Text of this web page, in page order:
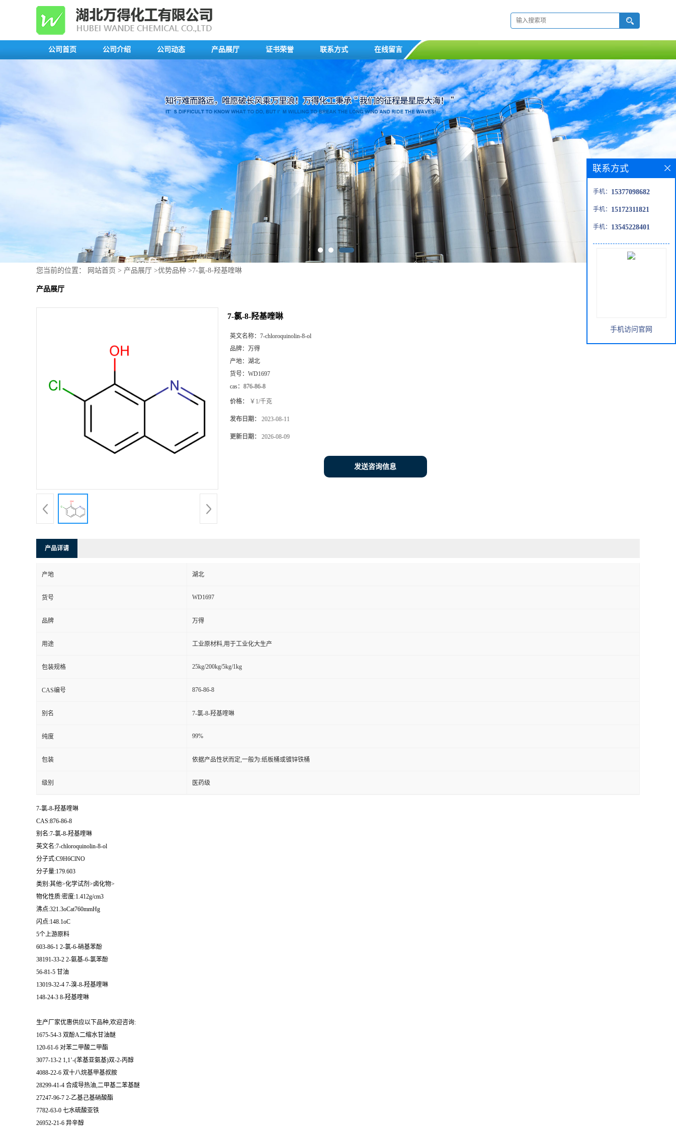
公司首页 公司介绍 公司动态 产品展厅 证书荣誉 联系方式 在线留言
您当前的位置： 网站首页 > 产品展厅 >优势品种 >7-氯-8-羟基喹啉
产品展厅
7-氯-8-羟基喹啉
英文名称： 7-chloroquinolin-8-ol
品牌： 万得
产地： 湖北
货号： WD1697
cas： 876-86-8
价格： ￥1/千克
发布日期： 2023-08-11
更新日期： 2026-08-09
发送咨询信息
产品详请
产地 湖北
货号 WD1697
品牌 万得
用途 工业原材料,用于工业化大生产
包装规格 25kg/200kg/5kg/1kg
CAS编号 876-86-8
别名 7-氯-8-羟基喹啉
纯度 99%
包装 依据产品性状而定,一般为:纸板桶或镀锌铁桶
级别 医药级
7-氯-8-羟基喹啉
CAS:876-86-8
别名:7-氯-8-羟基喹啉
英文名:7-chloroquinolin-8-ol
分子式:C9H6ClNO
分子量:179.603
类别:其他>化学试剂>卤化物>
物化性质:密度:1.412g/cm3
沸点:321.3oCat760mmHg
闪点:148.1oC
5个上游原料
603-86-1 2-氯-6-硝基苯酚
38191-33-2 2-氨基-6-氯苯酚
56-81-5 甘油
13019-32-4 7-溴-8-羟基喹啉
148-24-3 8-羟基喹啉
生产厂家优惠供应以下品种,欢迎咨询:
1675-54-3 双酚A二缩水甘油醚
120-61-6 对苯二甲酸二甲酯
3077-13-2 1,1’-(苯基亚氨基)双-2-丙醇
4088-22-6 双十八烷基甲基叔胺
28299-41-4 合成导热油,二甲基二苯基醚
27247-96-7 2-乙基己基硝酸酯
7782-63-0 七水硫酸亚铁
26952-21-6 异辛醇
联系方式
手机： 15377098682
手机： 15172311821
手机： 13545228401
手机访问官网